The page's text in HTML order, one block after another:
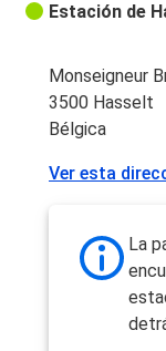
Estación de
Monseigneur
3500 Hasselt
Bélgica
Ver esta
La